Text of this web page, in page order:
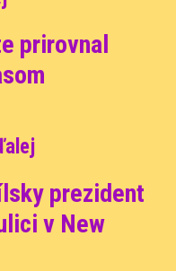
prirovnal
prezident
v New